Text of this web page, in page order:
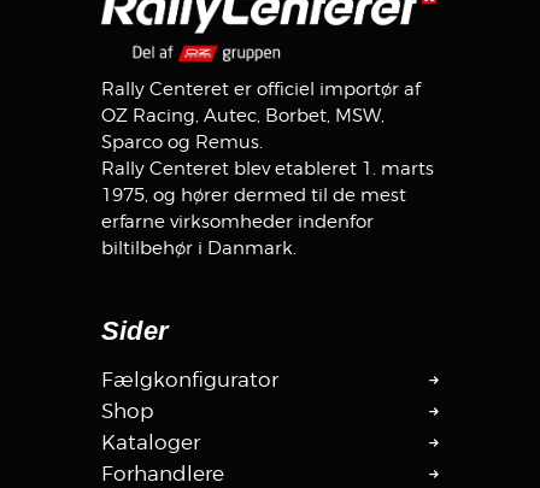
Rally Centeret er officiel importør af
OZ Racing, Autec, Borbet, MSW,
Sparco og Remus.
Rally Centeret blev etableret 1. marts
1975, og hører dermed til de mest
erfarne virksomheder indenfor
biltilbehør i Danmark.
Sider
Fælgkonfigurator
Shop
Kataloger
Forhandlere